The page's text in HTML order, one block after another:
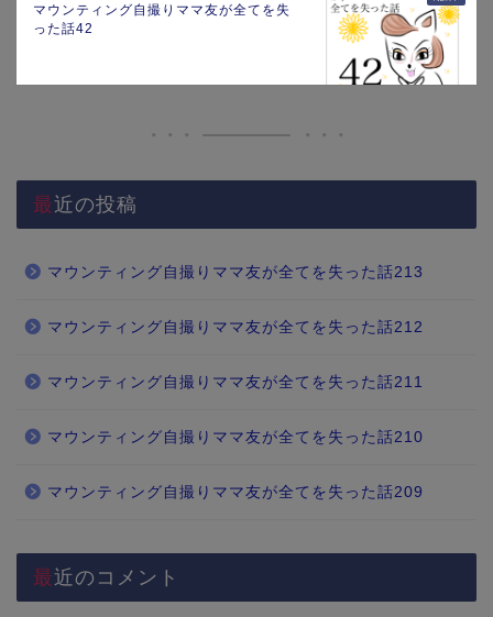
マウンティング自撮りママ友が全てを失
った話42
最近の投稿
マウンティング自撮りママ友が全てを失った話213
マウンティング自撮りママ友が全てを失った話212
マウンティング自撮りママ友が全てを失った話211
マウンティング自撮りママ友が全てを失った話210
マウンティング自撮りママ友が全てを失った話209
最近のコメント